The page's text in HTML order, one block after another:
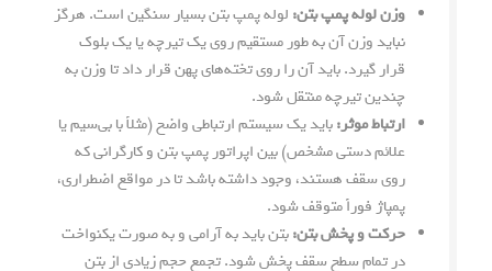
وزن لوله پمپ بتن: لوله پمپ بتن بسیار سنگین است. هرگز
نباید وزن آن به طور مستقیم روی یک تیرچه یا یک بلوک
قرار گیرد. باید آن را روی تخته‌های پهن قرار داد تا وزن به
چندین تیرچه منتقل شود.
ارتباط موثر:باید یک سیستم ارتباطی واضح (مثلاً با بی‌سیم یا
علائم دستی مشخص) بین اپراتور پمپ بتن و کارگرانی که
روی سقف هستند، وجود داشته باشد تا در مواقع اضطراری،
پمپاژ فوراً متوقف شود.
حرکت و پخش بتن:بتن باید به آرامی و به صورت یکنواخت
در تمام سطح سقف پخش شود. تجمع حجم زیادی از بتن